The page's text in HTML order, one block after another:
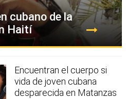
cubano de la
Haití
Encuentran el cuerpo si
vida de joven cubana
desparecida en Matanzas